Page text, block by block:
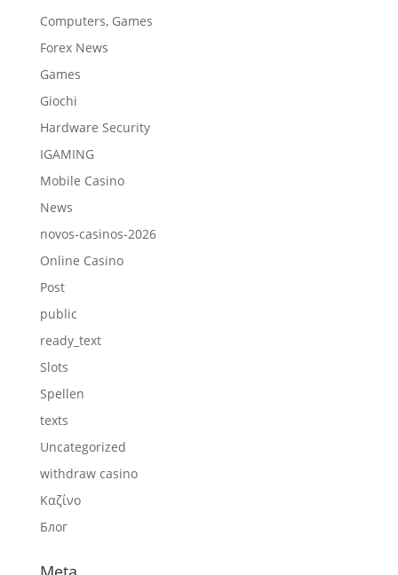
Computers, Games
Forex News
Games
Giochi
Hardware Security
IGAMING
Mobile Casino
News
novos-casinos-2026
Online Casino
Post
public
ready_text
Slots
Spellen
texts
Uncategorized
withdraw casino
Καζίνο
Блог